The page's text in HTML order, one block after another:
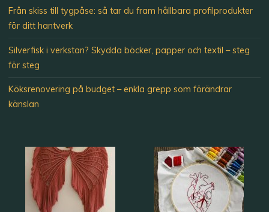
Från skiss till tygpåse: så tar du fram hållbara profilprodukter
för ditt hantverk
Silverfisk i verkstan? Skydda böcker, papper och textil – steg
för steg
Köksrenovering på budget – enkla grepp som förändrar
känslan